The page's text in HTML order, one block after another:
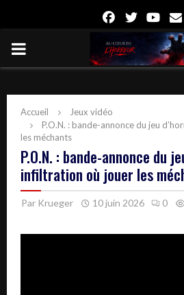
FacebookTwitter
PRIMARY
Accueil
Jeux vidéo
P.O.N. : bande-annonce du jeu
les méchants
P.O.N. : bande-annonce du
infiltration où jouer les
Par Krueger 10 juin 2026 0